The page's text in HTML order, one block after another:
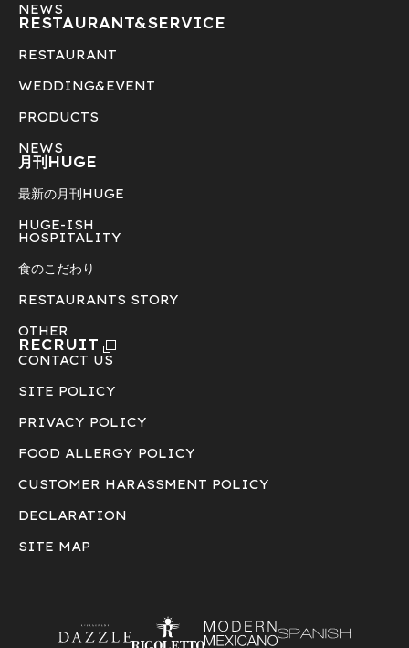
NEWS
RESTAURANT&SERVICE
RESTAURANT
WEDDING&EVENT
PRODUCTS
NEWS
月刊HUGE
最新の月刊HUGE
HUGE-ISH
HOSPITALITY
食のこだわり
RESTAURANTS STORY
OTHER
RECRUIT
CONTACT US
SITE POLICY
PRIVACY POLICY
FOOD ALLERGY POLICY
CUSTOMER HARASSMENT POLICY
DECLARATION
SITE MAP